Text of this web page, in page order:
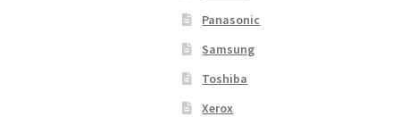
Panasonic
Samsung
Toshiba
Xerox